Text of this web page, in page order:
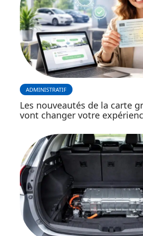
ADMINISTRATIF
Les nouveautés de la carte
vont changer votre